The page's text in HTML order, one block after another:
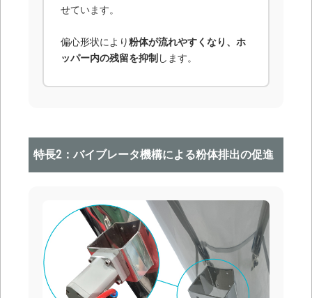
せています。
偏心形状により粉体が流れやすくなり、ホ
ッパー内の残留を抑制 します。
特長2：バイブレータ機構による粉体排出の促進